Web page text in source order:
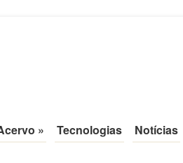
» Tecnologias Notícias